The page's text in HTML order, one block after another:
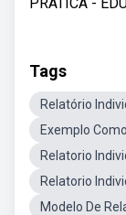
Tags
Relatório
Exemplo
Relatorio
Relatorio
Modelo De